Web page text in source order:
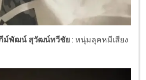
ม์พัฒน์ สุวัฒน์ทวีชัย : หนุ่มลุคหมีเสียง